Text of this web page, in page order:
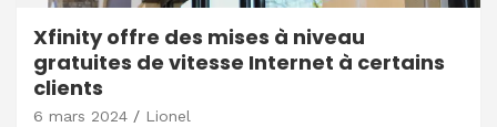
Xfinity offre des mises à niveau
gratuites de vitesse Internet à certains
clients
6 mars 2024 Lionel